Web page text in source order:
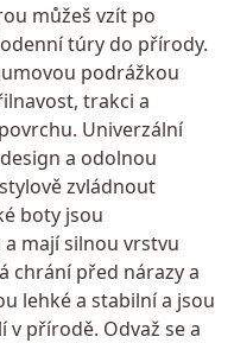
můžeš vzít po
túry do přírody.
podrážkou
trakci a
Univerzální
a odolnou
zvládnout
boty jsou
mají silnou vrstvu
chrání před nárazy a
lehké a stabilní a jsou
přírodě. Odvaž se a